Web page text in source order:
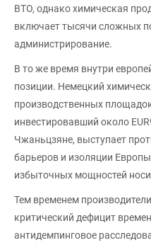
ВТО, однако химическая
включает тысячи сложных
администрирование.
В то же время внутри
позиции. Немецкий
производственных
инвестировавший около
Чжаньцзяне, выступает
барьеров и изоляции
избыточных мощностей
Тем временем
критический дефицит
антидемпинговое